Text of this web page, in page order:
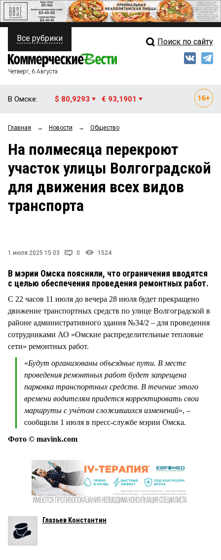
ПОЛИТИКА
ФИНАНСЫ
ОБЩЕСТВО
ЗАКОН
НОВОСТИ КОМПАНИЙ
Свежий выпуск
Рейтинги
Блоги
Архив
Все рубрики Поиск по сайту
Четверг, 6 Августа
В Омске: $ 80,9293 € 93,1901
Главная → Новости → Общество
На полмесяца перекроют
участок улицы Волгоградской
для движения всех видов
транспорта
1 июля 2025 15:03 0 1524
В мэрии Омска пояснили, что ограничения вводятся
с целью обеспечения проведения ремонтных работ.
С 22 часов 11 июля до вечера 28 июля будет прекращено
движение транспортных средств по улице Волгоградской в
районе административного здания №34/2 – для проведения
сотрудниками АО «Омские распределительные тепловые
сети» ремонтных работ.
«Будут организованы объездные пути. В месте
проведения ремонтных работ будет запрещена
парковка транспортных средств. В течение этого
времени водителям придется корректировать свои
маршруты с учётом сложившихся изменений», –
сообщили 1 июля в пресс-службе мэрии Омска.
Фото © mavink.com
Глазьев Константин